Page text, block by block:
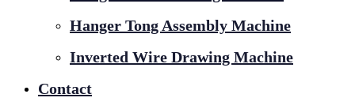
Hanger Tong Assembly Machine
Inverted Wire Drawing Machine
Contact